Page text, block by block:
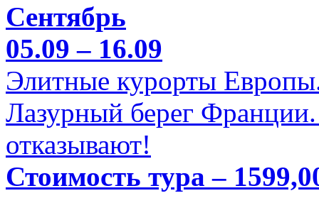
Сентябрь
05.09 – 16.09
Элитные курорты
Лазурный берег
отказывают!
Стоимость тура –